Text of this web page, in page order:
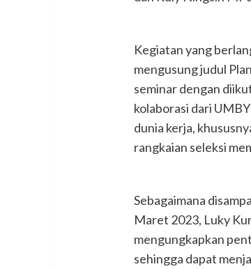
Kegiatan yang
mengusung judul
seminar dengan
kolaborasi dari
dunia kerja,
rangkaian seleksi
Sebagaimana
Maret 2023, Luky
mengungkapkan
sehingga dapat